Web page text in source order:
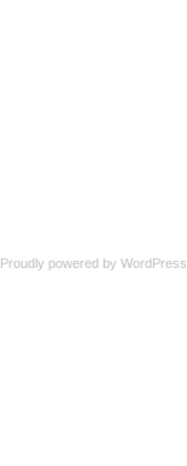
Proudly powered by WordPress